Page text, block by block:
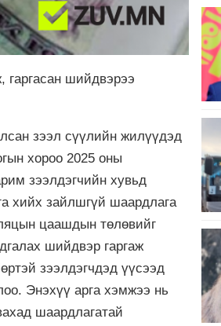
гаргасан шийдвэрээ
зээл сүүлийн жилүүдэд
хороо 2025 оны
зээлдэгчийн хувьд
хийх зайлшгүй шаардлага
цаашдын төлөвийг
шийдвэр гаргаж
зээлдэгчдэд үүсээд
Энэхүү арга хэмжээ нь
шаардлагатай